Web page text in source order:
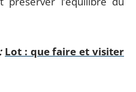
Lot : que faire et visiter